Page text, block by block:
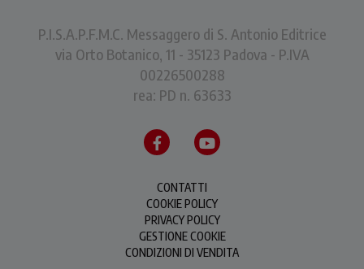
P.I.S.A.P.F.M.C. Messaggero di S. Antonio Editrice
via Orto Botanico, 11 - 35123 Padova - P.IVA
00226500288
rea: PD n. 63633
CONTATTI
COOKIE POLICY
PRIVACY POLICY
GESTIONE COOKIE
CONDIZIONI DI VENDITA